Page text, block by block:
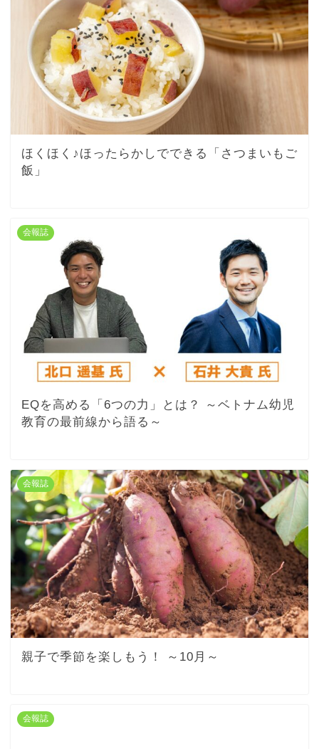
ほくほく♪ほったらかしでできる「さつまいもご
飯」
会報誌
EQを高める「6つの力」とは？ ～ベトナム幼児
教育の最前線から語る～
会報誌
親子で季節を楽しもう！ ～10月～
会報誌